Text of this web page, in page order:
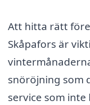
Att hitta rätt
Skåpafors är
snöröjning som
service som